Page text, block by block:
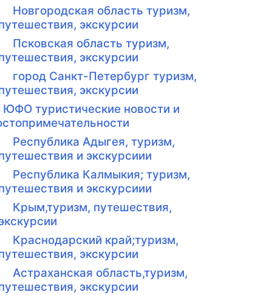
Новгородская область туризм,
экскурсии
Псковская область туризм,
экскурсии
город Санкт-Петербург туризм,
экскурсии
ЮФО туристические новости и
Республика Адыгея, туризм,
и экскурсиии
Республика Калмыкия; туризм,
и экскурсиии
Крым,туризм, путешествия,
Краснодарский край;туризм,
экскурсии
Астраханская область,туризм,
экскурсии